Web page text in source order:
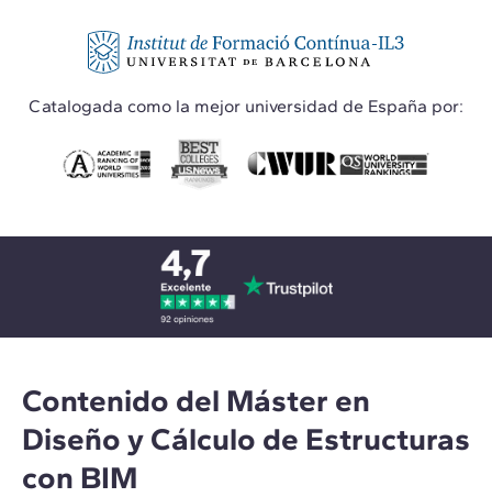
Catalogada como la mejor universidad de España por:
Contenido del Máster en
Diseño y Cálculo de Estructuras
con BIM